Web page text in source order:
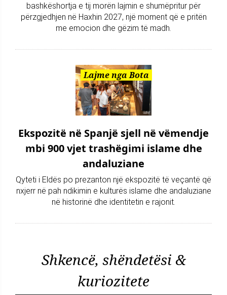
bashkëshortja e tij morën lajmin e shumëpritur për
përzgjedhjen në Haxhin 2027, një moment që e pritën
me emocion dhe gëzim të madh.
Lajme nga Bota
Ekspozitë në Spanjë sjell në vëmendje
mbi 900 vjet trashëgimi islame dhe
andaluziane
Qyteti i Eldës po prezanton një ekspozitë të veçantë që
nxjerr në pah ndikimin e kulturës islame dhe andaluziane
në historinë dhe identitetin e rajonit.
Shkencë, shëndetësi &
kuriozitete